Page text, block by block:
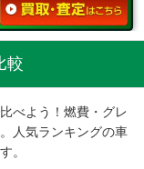
較
べよう！燃費・グレ
人気ランキングの車
。